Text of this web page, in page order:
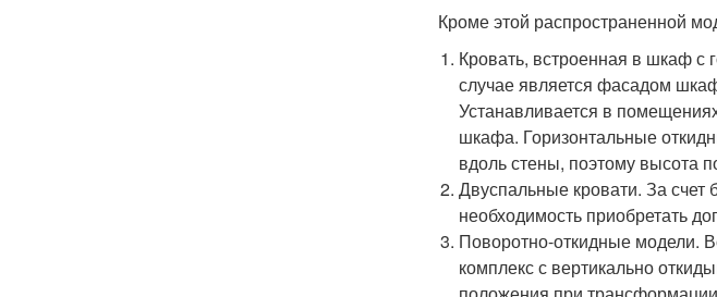
Кроме этой распространенной
Кровать, встроенная в шкаф с
случае является фасадом
Устанавливается в
шкафа. Горизонтальные
вдоль стены, поэтому высота
Двуспальные кровати. За
необходимость приобретать
Поворотно-откидные модели.
комплекс с вертикально